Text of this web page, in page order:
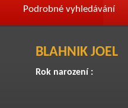
Podrobné vyhledávání
BLAHNIK JOEL
Rok narození :